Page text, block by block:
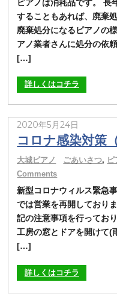
ピアノは消耗品です。 長
することもあれば、廃棄
廃棄処分になるピアノの
アノ業者さんに処分の依
[…]
詳しくはコチラ
2020年5月24日
コロナ感染対策
大城ピアノ ごあいさつ, ピ
Comments
新型コロナウィルス緊急
では営業を再開しており
記の注意事項を行ってお
工房の窓とドアを開けて(
[…]
詳しくはコチラ